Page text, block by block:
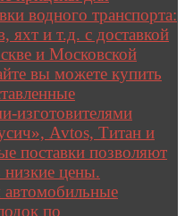
водного транспорта:
яхт и т.д. с доставкой
и Московской
вы можете купить
изготовителями
Avtos, Титан и
поставки позволяют
низкие цены.
автомобильные
по